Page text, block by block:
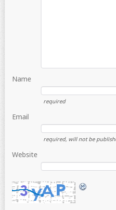
Name
required
Email
required, will not be
Website